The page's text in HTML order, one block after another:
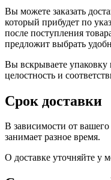
Вы можете заказать
который прибудет по
после поступления
предложит выбрать
Вы вскрываете упаковку
целостность и
Срок доставки
В зависимости от
занимает разное время.
О доставке уточняйте у